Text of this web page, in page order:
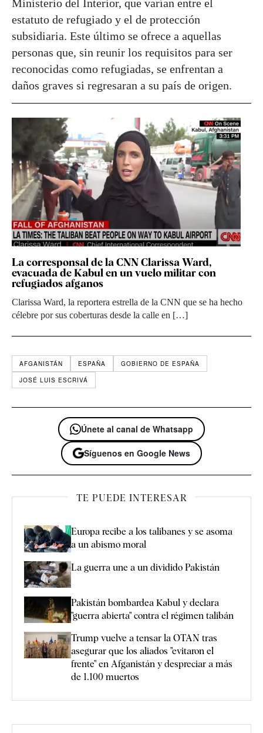
Ministerio del Interior, que varían entre el
estatuto de refugiado y el de protección
subsidiaria. Este último se ofrece a aquellas
personas que, sin reunir los requisitos para ser
reconocidas como refugiadas, se enfrentan a
daños graves si regresaran a su país de origen.
La corresponsal de la CNN Clarissa Ward,
evacuada de Kabul en un vuelo militar con
refugiados afganos
Clarissa Ward, la reportera estrella de la CNN que se ha hecho
célebre por sus coberturas desde la calle en […]
AFGANISTÁN ESPAÑA
GOBIERNO DE ESPAÑA
JOSÉ LUIS ESCRIVÁ
Únete al canal de Whatsapp
Síguenos en Google News
TE PUEDE INTERESAR
Europa recibe a los talibanes y se asoma
a un abismo moral
La guerra une a un dividido Pakistán
Pakistán bombardea Kabul y declara
"guerra abierta" contra el régimen talibán
Trump vuelve a tensar la OTAN tras
asegurar que los aliados "evitaron el
frente" en Afganistán y despreciar a más
de 1.100 muertos